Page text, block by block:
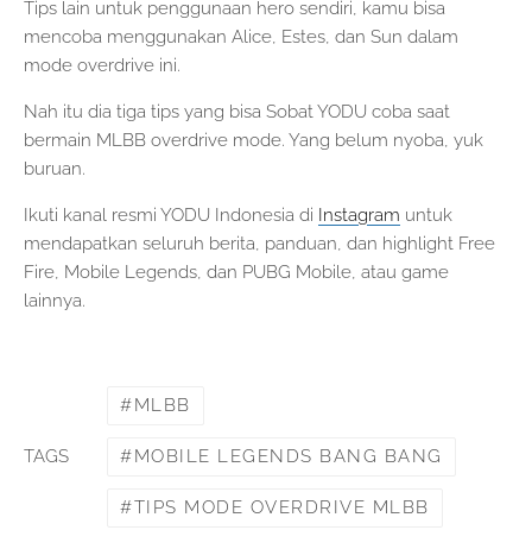
Tips lain untuk penggunaan hero sendiri, kamu bisa
mencoba menggunakan Alice, Estes, dan Sun dalam
mode overdrive ini.
Nah itu dia tiga tips yang bisa Sobat YODU coba saat
bermain MLBB overdrive mode. Yang belum nyoba, yuk
buruan.
Ikuti kanal resmi YODU Indonesia di Instagram untuk
mendapatkan seluruh berita, panduan, dan highlight Free
Fire, Mobile Legends, dan PUBG Mobile, atau game
lainnya.
TAGS
MLBB
MOBILE LEGENDS BANG BANG
TIPS MODE OVERDRIVE MLBB